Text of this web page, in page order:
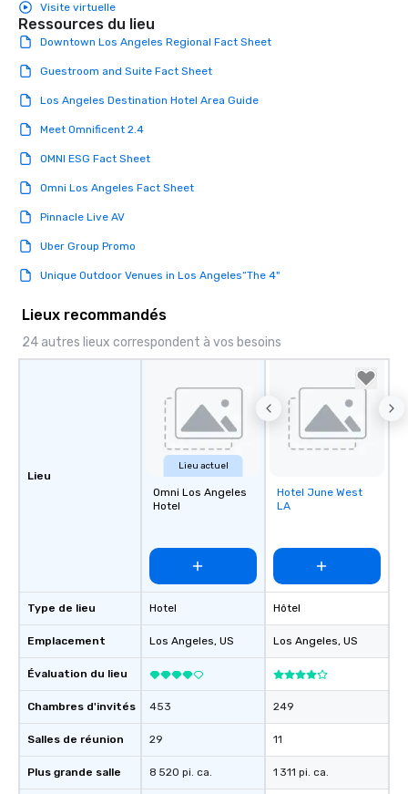
Visite virtuelle
Ressources du lieu
Downtown Los Angeles Regional Fact Sheet
Guestroom and Suite Fact Sheet
Los Angeles Destination Hotel Area Guide
Meet Omnificent 2.4
OMNI ESG Fact Sheet
Omni Los Angeles Fact Sheet
Pinnacle Live AV
Uber Group Promo
Unique Outdoor Venues in Los Angeles“The 4"
Lieux recommandés
24 autres lieux correspondent à vos besoins
Lieu
Type de lieu
Emplacement
Évaluation du lieu
Chambres d'invités
Salles de réunion
Plus grande salle
Lieu actuel
Omni Los Angeles
Hotel
Hotel
Los Angeles, US
453
29
8 520 pi. ca.
Removed from
favorites
Hotel June West
LA
Hôtel
Los Angeles, US
249
11
1 311 pi. ca.